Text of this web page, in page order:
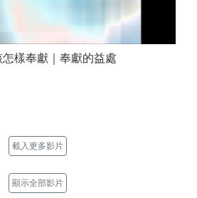
樣奉獻｜奉獻的益處
載入更多影片
顯示全部影片